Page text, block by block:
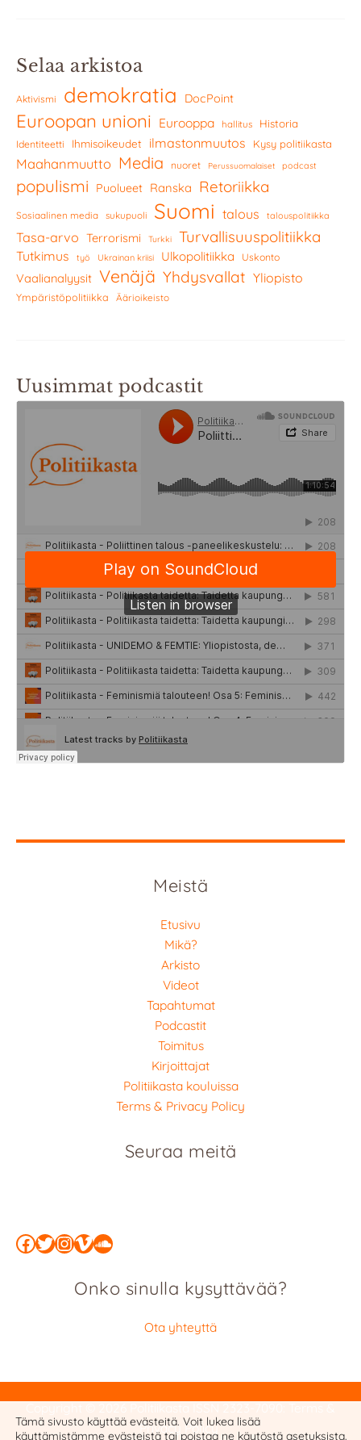
Selaa arkistoa
Aktivismi demokratia DocPoint
Euroopan unioni Eurooppa hallitus Historia
Identiteetti Ihmisoikeudet ilmastonmuutos Kysy politiikasta
Maahanmuutto Media nuoret Perussuomalaiset podcast
populismi Puolueet Ranska Retoriikka
Sosiaalinen media sukupuoli Suomi talous talouspolitiikka
Tasa-arvo Terrorismi Turkki Turvallisuuspolitiikka
Tutkimus työ Ukrainan kriisi Ulkopolitiikka Uskonto
Vaalianalyysit Venäjä Yhdysvallat Yliopisto
Ympäristöpolitiikka Äärioikeisto
Uusimmat podcastit
Meistä
Etusivu
Mikä?
Arkisto
Videot
Tapahtumat
Podcastit
Toimitus
Kirjoittajat
Politiikasta kouluissa
Terms & Privacy Policy
Seuraa meitä
Facebook
Twitter
Instagram
Vimeo
SoundCloud
Onko sinulla kysyttävää?
Ota yhteyttä
Privacy Policy
Tämä sivusto käyttää evästeitä. Voit lukea lisää
käyttämistämme evästeistä tai poistaa ne käytöstä asetuksista.